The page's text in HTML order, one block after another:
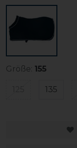
Größe: 155
135